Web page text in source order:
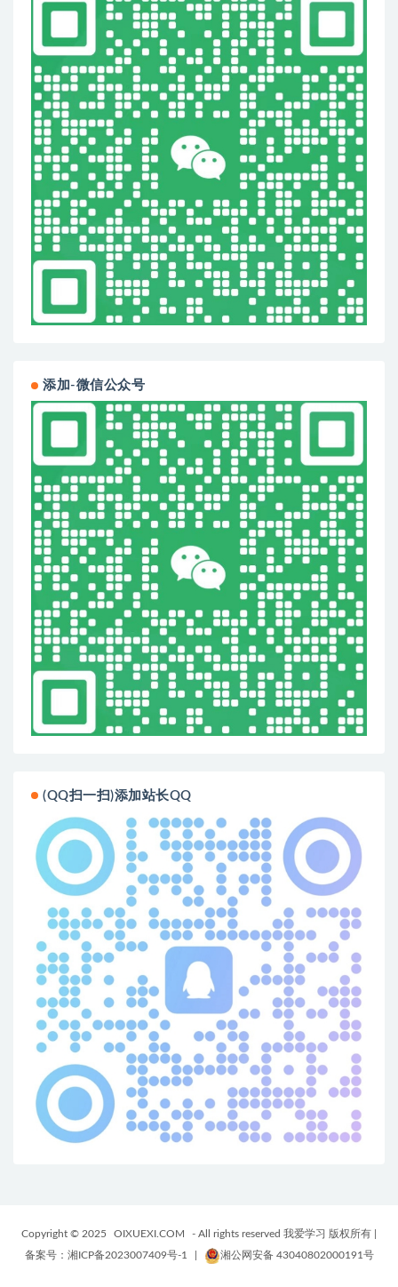
添加-微信公众号
(QQ扫一扫)添加站长QQ
Copyright © 2025 OIXUEXI.COM - All rights reserved 我爱学习 版权所有
备案号：湘ICP备2023007409号-1
湘公网安备 43040802000191号